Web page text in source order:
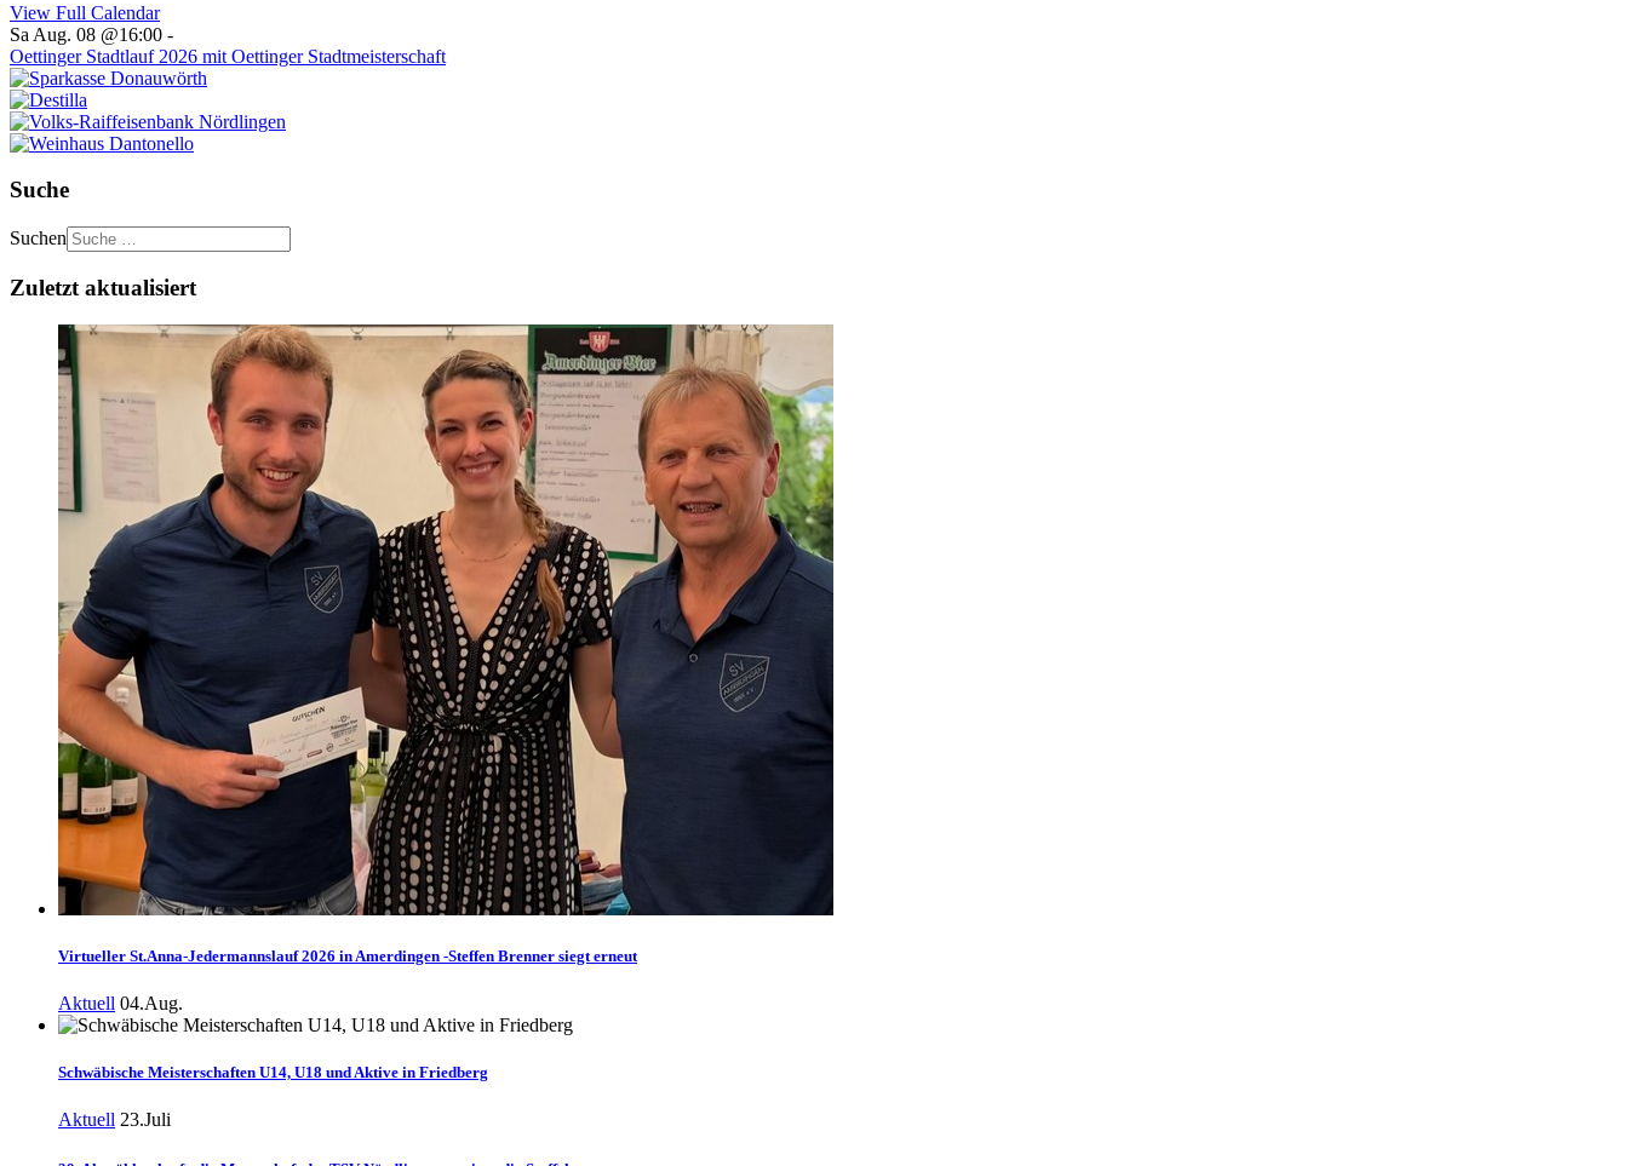
View Full Calendar
Sa Aug. 08 @16:00 -
Oettinger Stadtlauf 2026 mit Oettinger Stadtmeisterschaft
Suche
Suchen
Zuletzt aktualisiert
Virtueller St.Anna-Jedermannslauf 2026 in Amerdingen -Steffen Brenner siegt erneut
Aktuell 04.Aug.
Schwäbische Meisterschaften U14, U18 und Aktive in Friedberg
Aktuell 23.Juli